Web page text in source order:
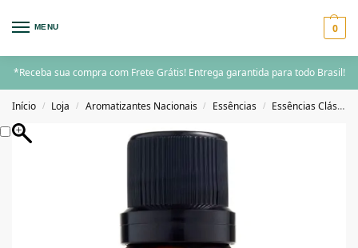
MENU 0
*Receba sua compra com Frete Grátis! Entrega garantida para todo Brasil!
Início / Loja / Aromatizantes Nacionais / Essências / Essências Clássicas